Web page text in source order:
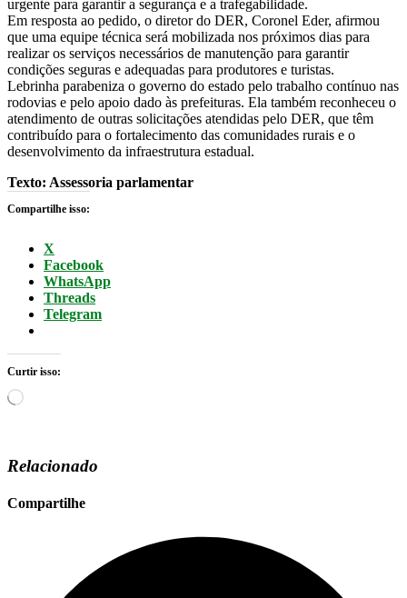
urgente para garantir a segurança e a trafegabilidade.
Em resposta ao pedido, o diretor do DER, Coronel Eder, afirmou
que uma equipe técnica será mobilizada nos próximos dias para
realizar os serviços necessários de manutenção para garantir
condições seguras e adequadas para produtores e turistas.
Lebrinha parabeniza o governo do estado pelo trabalho contínuo nas
rodovias e pelo apoio dado às prefeituras. Ela também reconheceu o
atendimento de outras solicitações atendidas pelo DER, que têm
contribuído para o fortalecimento das comunidades rurais e o
desenvolvimento da infraestrutura estadual.
Texto: Assessoria parlamentar
Compartilhe isso:
X
Facebook
WhatsApp
Threads
Telegram
Curtir isso:
Carregando...
Relacionado
Compartilhe